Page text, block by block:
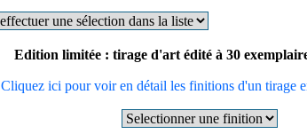
Edition limitée : tirage d'art édité à 30
Cliquez ici pour voir en détail les finitions d'un tirage